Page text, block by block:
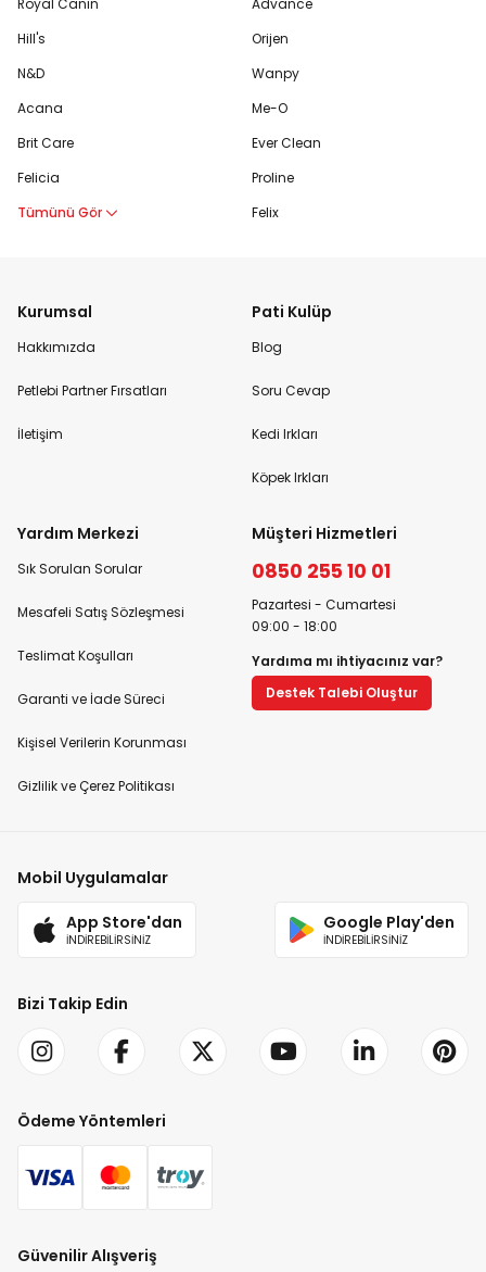
Hill's
N&D
Acana
Brit Care
Felicia
Tümünü Gör
Orijen
Wanpy
Me-O
Ever Clean
Proline
Felix
Kurumsal
Hakkımızda
Petlebi Partner Fırsatları
İletişim
Pati Kulüp
Blog
Soru Cevap
Kedi Irkları
Köpek Irkları
Yardım Merkezi
Sık Sorulan Sorular
Mesafeli Satış Sözleşmesi
Teslimat Koşulları
Garanti ve İade Süreci
Kişisel Verilerin Korunması
Gizlilik ve Çerez Politikası
Müşteri Hizmetleri
0850 255 10 01
Pazartesi - Cumartesi
09:00 - 18:00
Yardıma mı ihtiyacınız var?
Destek Talebi Oluştur
Mobil Uygulamalar
App Store'dan
İNDİREBİLİRSİNİZ
Google Play'den
İNDİREBİLİRSİNİZ
Bizi Takip Edin
Ödeme Yöntemleri
Güvenilir Alışveriş